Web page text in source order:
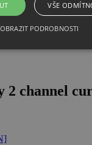
measurement
2 channel
VŠE
PODROBNOSTI